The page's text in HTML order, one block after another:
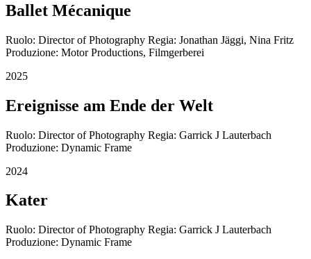
Ballet Mécanique
Ruolo: Director of Photography Regia: Jonathan Jäggi, Nina Fritz
Produzione: Motor Productions, Filmgerberei
2025
Ereignisse am Ende der Welt
Ruolo: Director of Photography Regia: Garrick J Lauterbach
Produzione: Dynamic Frame
2024
Kater
Ruolo: Director of Photography Regia: Garrick J Lauterbach
Produzione: Dynamic Frame